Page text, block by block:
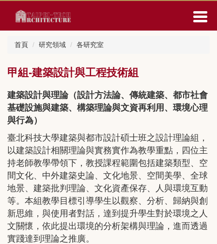
區
首頁 研究領域 各研究室
甲組-建築設計與工程技術組
建築設計與理論（設計方法論、傳統建築、都市社會
基礎設施與建築、構築理論與文資再利用、環境心理
與行為）
臺北科技大學建築與都市設計碩士班之設計理論組，
以建築設計相關理論與實務實作為教學重點，四位主
持老師教學帶領下，教授課程範圍包括建築類型、空
間文化、中外建築史論、文化地景、空間美學、全球
地景、建築批判理論、文化資產保存、人與環境互動
等。本組教學目標引導學生以觀察、分析、歸納與創
新思維，與使用者對話，達到提升學生對於環境之人
文關懷，依此提出環境的分析架構與理論，進而透過
實踐達到理論之推廣。